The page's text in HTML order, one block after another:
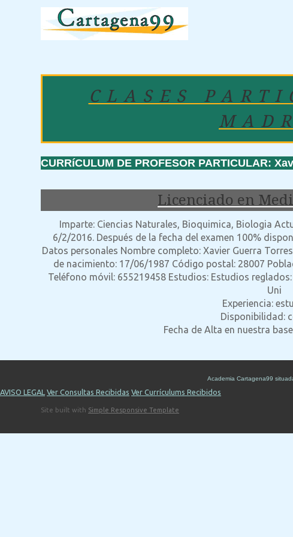
CLASES
CURRíCULUM DE PROFESOR PARTICULAR:
Licenciado en
Imparte: Ciencias Naturales, Bioquimica, Biologia
6/2/2016. Después de la fecha del examen 100%
Datos personales Nombre completo: Xavier Guerra
de nacimiento: 17/06/1987 Código postal: 28007
Teléfono móvil: 655219458 Estudios: Estudios
Uni
Experiencia:
Disponibilidad:
Fecha de Alta en nuestra
Academia Cartagena99
AVISO LEGAL Ver Consultas Recibidas Ver Currículums Recibidos
Site built with Simple Responsive Template